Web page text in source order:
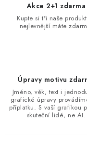
Akce 2+1 zdarma
Kupte si tři naše
nejlevnější máte
Úpravy motivu
Jméno, věk, text i
grafické úpravy
příplatku. S vaší grafikou
skuteční lidé, ne AI.